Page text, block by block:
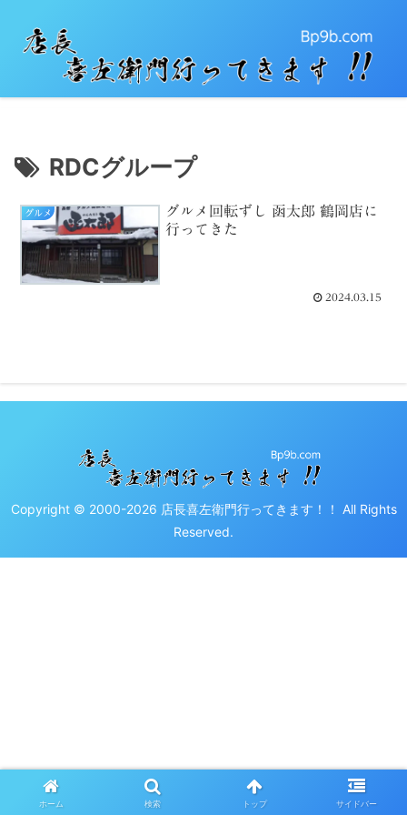
RDCグループ
グルメ
グルメ回転ずし 函太郎 鶴岡店に
行ってきた
2024.03.15
Copyright © 2000-2026 店長喜左衛門行ってきます！！ All Rights
Reserved.
ホーム 検索 トップ サイドバー